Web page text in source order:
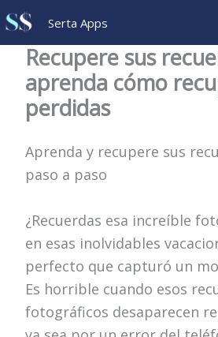
Ir
para
conteúdo
Serta Apps
Recupere sus
aprenda cómo
perdidas
Aprenda y recupere sus
paso a paso
¿Recuerdas esa increíble
en esas inolvidables
perfecto que capturó un
Es horrible cuando esos
fotográficos desaparecen